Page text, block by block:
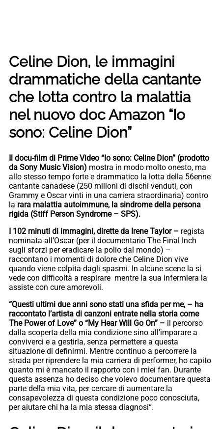
Celine Dion, le immagini
drammatiche della cantante
che lotta contro la malattia
nel nuovo doc Amazon “Io
sono: Celine Dion”
Il docu-film di Prime Video “Io sono: Celine Dion” (prodotto
da Sony Music Vision) mostra in modo molto onesto, ma
allo stesso tempo forte e drammatico la lotta della 56enne
cantante canadese (250 milioni di dischi venduti, con
Grammy e Oscar vinti in una carriera straordinaria) contro
la rara malattia autoimmune, la sindrome della persona
rigida (Stiff Person Syndrome – SPS).
I 102 minuti di immagini, dirette da Irene Taylor – regista
nominata all’Oscar (per il documentario The Final Inch
sugli sforzi per eradicare la polio dal mondo) –
raccontano i momenti di dolore che Celine Dion vive
quando viene colpita dagli spasmi. In alcune scene la si
vede con difficoltà a respirare mentre la sua infermiera la
assiste con cure amorevoli.
“Questi ultimi due anni sono stati una sfida per me, – ha
raccontato l’artista di canzoni entrate nella storia come
The Power of Love” o “My Hear Will Go On” – il percorso
dalla scoperta della mia condizione sino all’imparare a
conviverci e a gestirla, senza permettere a questa
situazione di definirmi. Mentre continuo a percorrere la
strada per riprendere la mia carriera di performer, ho capito
quanto mi è mancato il rapporto con i miei fan. Durante
questa assenza ho deciso che volevo documentare questa
parte della mia vita, per cercare di aumentare la
consapevolezza di questa condizione poco conosciuta,
per aiutare chi ha la mia stessa diagnosi“.